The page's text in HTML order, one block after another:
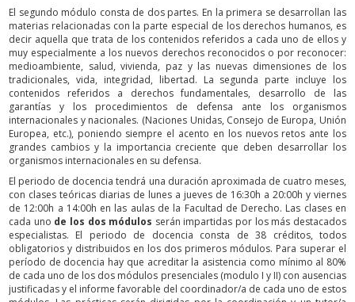
El segundo módulo consta de dos partes. En la primera se desarrollan las
materias relacionadas con la parte especial de los derechos humanos, es
decir aquella que trata de los contenidos referidos a cada uno de ellos y
muy especialmente a los nuevos derechos reconocidos o por reconocer:
medioambiente, salud, vivienda, paz y las nuevas dimensiones de los
tradicionales, vida, integridad, libertad. La segunda parte incluye los
contenidos referidos a derechos fundamentales, desarrollo de las
garantías y los procedimientos de defensa ante los organismos
internacionales y nacionales. (Naciones Unidas, Consejo de Europa, Unión
Europea, etc.), poniendo siempre el acento en los nuevos retos ante los
grandes cambios y la importancia creciente que deben desarrollar los
organismos internacionales en su defensa.
El periodo de docencia tendrá una duración aproximada de cuatro meses,
con clases teóricas diarias de lunes a jueves de 16:30h a 20:00h y viernes
de 12:00h a 14:00h en las aulas de la Facultad de Derecho. Las clases en
cada uno de los dos módulos serán impartidas por los más destacados
especialistas. El periodo de docencia consta de 38 créditos, todos
obligatorios y distribuidos en los dos primeros módulos. Para superar el
período de docencia hay que acreditar la asistencia como mínimo al 80%
de cada uno de los dos módulos presenciales (modulo I y II) con ausencias
justificadas y el informe favorable del coordinador/a de cada uno de estos